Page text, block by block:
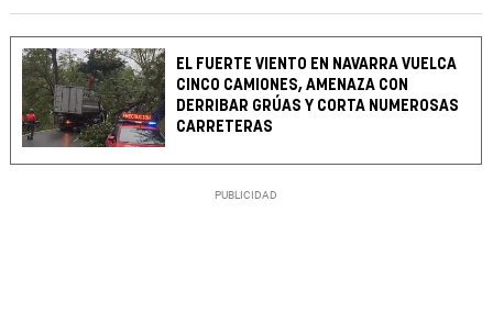
EL FUERTE VIENTO EN NAVARRA VUELCA
CINCO CAMIONES, AMENAZA CON
DERRIBAR GRÚAS Y CORTA NUMEROSAS
CARRETERAS